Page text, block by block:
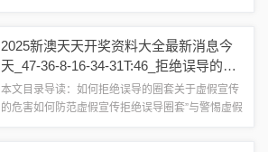
社会，随着通讯技术的快速发展，...
2025新澳天天开奖资料大全最新消息今
天_47-36-8-16-34-31T:46_拒绝误导的圈
套
本文目录导读：如何拒绝误导的圈套关于虚假宣传
的危害如何防范虚假宣传拒绝误导圈套”与警惕虚假